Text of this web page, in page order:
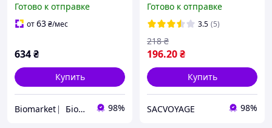
соединений Aqua dream
3
Готово к отправке
от63₴/мес
634₴
Купить
Biomarket ⎸Біомаркет 98%
средство для осветления
зубов 30мл
Готово к отправке
3.5 (5)
196.20₴
218 ₴
Купить
SACVOYAGE 98%